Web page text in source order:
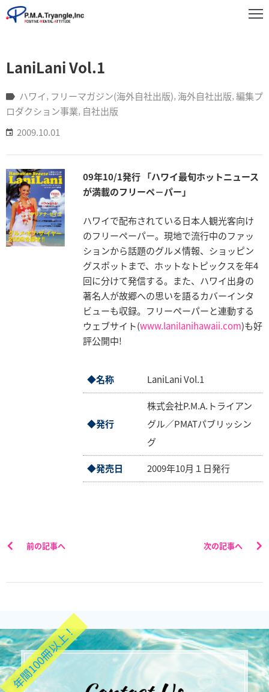
LaniLani Vol.1
ハワイ‚ フリーマガジン(海外自社出版)‚ 海外自社出版‚編集プ
ロダクション事業‚ 自社出版
2009.10.01
09年10/1発行 「ハワイ最旬ホットニュース
が満載のフリーペ－パー」
ハワイで配布されている日本人観光客向け
のフリーペーパー。現地で流行中のファッ
ションから話題のグルメ情報、ショッピン
グスポットまで、ホットなトピックスを年4
回に分けて発信する。また、ハワイ出身の
著名人が故郷への思いを語るカバーインタ
ビューも収録。フリーペーパーと連動する
ウェブサイト(www.lanilanihawaii.com)も好
評公開中!
◆名称 LaniLani Vol.1
◆発行
株式会社P.M.A.トライアン
グル／PMATパブリッシン
グ
◆発売日 2009年10月１日発行
前の記事へ 次の記事へ
年間100冊以上！